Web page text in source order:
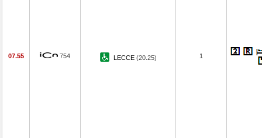
07.55 754 LECCE (20.25) 1